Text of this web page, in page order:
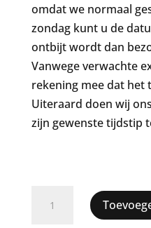
omdat we normaal
zondag kunt u de
ontbijt wordt dan
Vanwege verwachte
rekening mee dat het
Uiteraard doen wij
zijn gewenste tijdstip
ontbijt/lunch